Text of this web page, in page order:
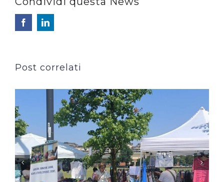
FacebookLinkedIn
Post correlati